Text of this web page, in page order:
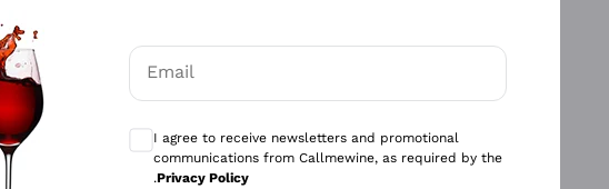
Email
I agree to receive newsletters and promotional
communications from Callmewine, as required by the
.Privacy Policy